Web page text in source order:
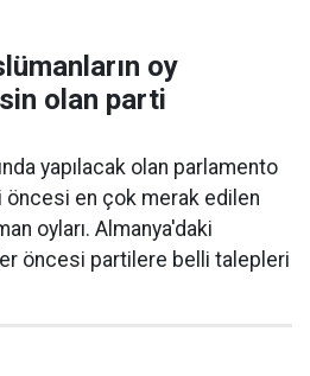
oy
olan parti
yapılacak olan parlamento
en çok merak edilen
oyları. Almanya'daki
öncesi partilere belli talepleri